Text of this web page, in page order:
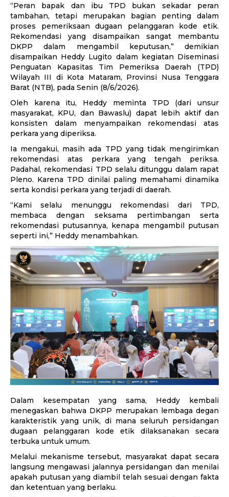
“Peran bapak dan ibu TPD bukan sekadar peran
tambahan, tetapi merupakan bagian penting dalam
proses pemeriksaan dugaan pelanggaran kode etik.
Rekomendasi yang disampaikan sangat membantu
DKPP dalam mengambil keputusan,” demikian
disampaikan Heddy Lugito dalam kegiatan Diseminasi
Penguatan Kapasitas Tim Pemeriksa Daerah (TPD)
Wilayah III di Kota Mataram, Provinsi Nusa Tenggara
Barat (NTB), pada Senin (8/6/2026).
Oleh karena itu, Heddy meminta TPD (dari unsur
masyarakat, KPU, dan Bawaslu) dapat lebih aktif dan
konsisten dalam menyampaikan rekomendasi atas
perkara yang diperiksa.
Ia mengakui, masih ada TPD yang tidak mengirimkan
rekomendasi atas perkara yang tengah periksa.
Padahal, rekomendasi TPD selalu ditunggu dalam rapat
Pleno. Karena TPD dinilai paling memahami dinamika
serta kondisi perkara yang terjadi di daerah.
“Kami selalu menunggu rekomendasi dari TPD,
membaca dengan seksama pertimbangan serta
rekomendasi putusannya, kenapa mengambil putusan
seperti ini,” Heddy menambahkan.
Dalam kesempatan yang sama, Heddy kembali
menegaskan bahwa DKPP merupakan lembaga degan
karakteristik yang unik, di mana seluruh persidangan
dugaan pelanggaran kode etik dilaksanakan secara
terbuka untuk umum.
Melalui mekanisme tersebut, masyarakat dapat secara
langsung mengawasi jalannya persidangan dan menilai
apakah putusan yang diambil telah sesuai dengan fakta
dan ketentuan yang berlaku.